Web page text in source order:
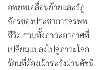
อพยพเคลื่อนย้ายและวัฎ
จักรของประชาการสรพพ
ชีวิต รวมทั้งภาวะอากาศที่
เปลี่ยนแปลงไปสู่ภาวะโลก
ร้อนที่ต้องเฝ้าระวังผ่านดัชนี